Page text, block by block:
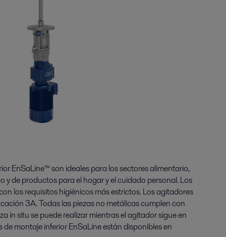
EnSaLine™ son ideales para los sectores alimentario,
y de productos para el hogar y el cuidado personal. Los
los requisitos higiénicos más estrictos. Los agitadores
3A. Todas las piezas no metálicas cumplen con
in situ se puede realizar mientras el agitador sigue en
montaje inferior EnSaLine están disponibles en